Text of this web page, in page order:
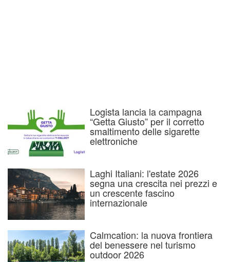
Logista lancia la campagna
“Getta Giusto” per il corretto
smaltimento delle sigarette
elettroniche
Laghi Italiani: l'estate 2026
segna una crescita nei prezzi e
un crescente fascino
internazionale
Calmcation: la nuova frontiera
del benessere nel turismo
outdoor 2026